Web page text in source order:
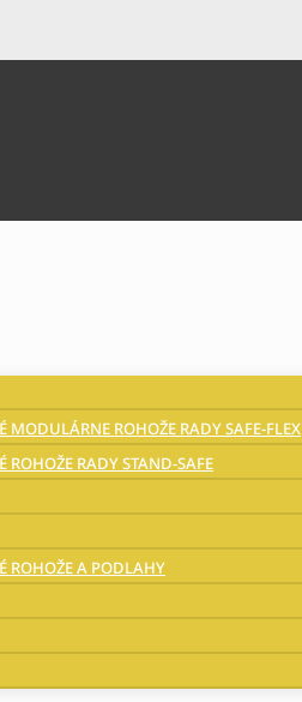
MODULÁRNE ROHOŽE RADY SAFE-FLEX
ROHOŽE RADY STAND-SAFE
ROHOŽE A PODLAHY